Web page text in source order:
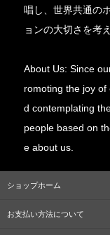
唱し、世界共通の
ョンの大切さを考
About Us: Since
romoting the joy
d contemplating
people based on
e about us.
ショップホーム
お支払い方法について